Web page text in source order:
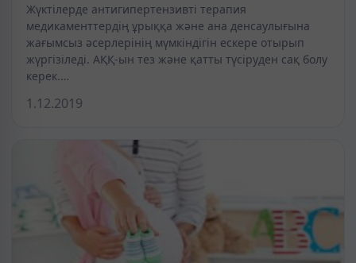
Жүктілерде антигипертензивті терапия
медикаменттердің ұрыққа және ана денсаулығына
жағымсыз әсерлерінің мүмкіндігін ескере отырып
жүргізіледі. АҚҚ-ын тез және қатты түсіруден сақ болу
керек.…
1.12.2019